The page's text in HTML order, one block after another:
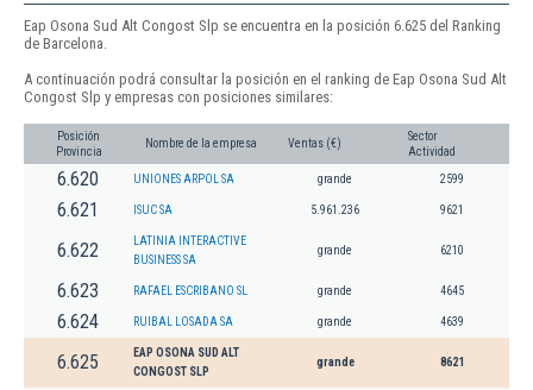
Eap Osona Sud Alt Congost Slp se encuentra en la posición 6.625 del Ranking
de Barcelona.
A continuación podrá consultar la posición en el ranking de Eap Osona Sud Alt
Congost Slp y empresas con posiciones similares:
Posición
Provincia
Nombre de la empresa Ventas (€)
Sector
Actividad
6.620 UNIONES ARPOL SA grande 2599
6.621 ISUC SA 5.961.236 9621
6.622
LATINIA INTERACTIVE
BUSINESS SA
grande 6210
6.623 RAFAEL ESCRIBANO SL grande 4645
6.624 RUIBAL LOSADA SA grande 4639
6.625
EAP OSONA SUD ALT
CONGOST SLP
grande 8621